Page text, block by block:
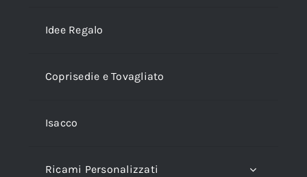
Idee Regalo
Coprisedie e Tovagliato
Isacco
Ricami Personalizzati